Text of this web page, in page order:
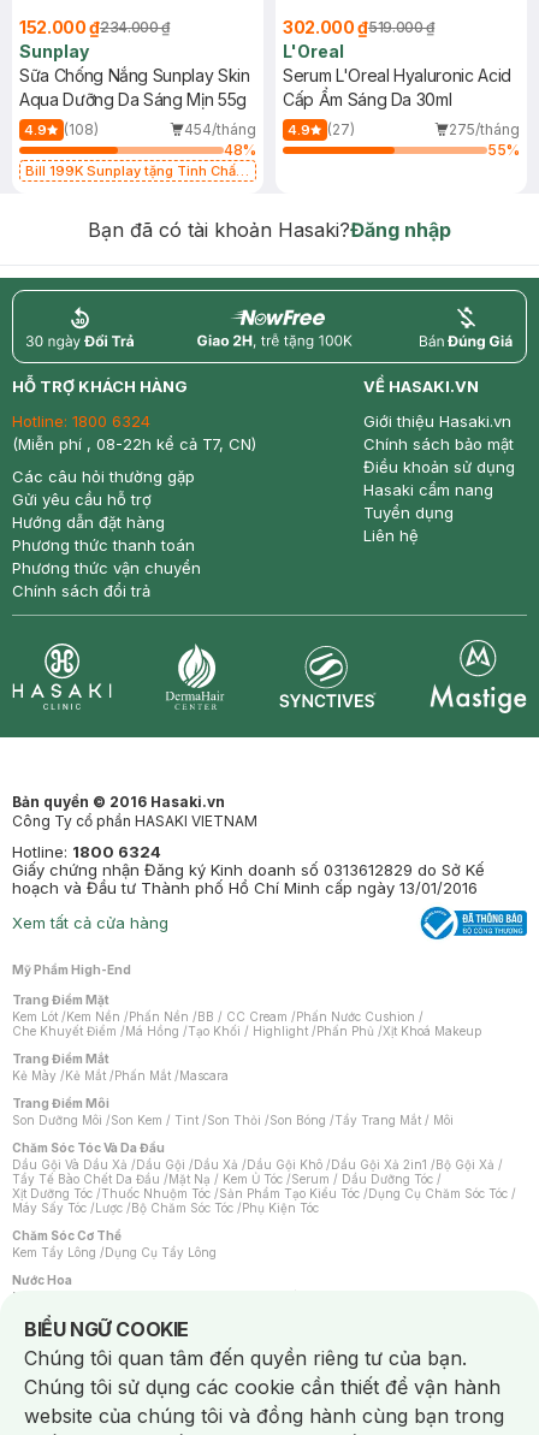
152.000 ₫234.000 ₫
Sunplay
Sữa Chống Nắng Sunplay Skin
Aqua Dưỡng Da Sáng Mịn 55g
4.9 (108)
454/tháng
48%
Bill 199K Sunplay tặng Tinh Chất
302.000 ₫519.000 ₫
L'Oreal
Serum L'Oreal Hyaluronic Acid
Cấp Ẩm Sáng Da 30ml
4.9 (27)
275/tháng
55%
Bạn đã có tài khoản Hasaki?Đăng nhập
return nowfree price
HỖ TRỢ KHÁCH HÀNG
Hotline: 1800 6324
(Miễn phí , 08-22h kể cả T7, CN)
Các câu hỏi thường gặp
Gửi yêu cầu hỗ trợ
Hướng dẫn đặt hàng
Phương thức thanh toán
Phương thức vận chuyển
Chính sách đổi trả
VỀ HASAKI.VN
Giới thiệu Hasaki.vn
Chính sách bảo mật
Điều khoản sử dụng
Hasaki cẩm nang
Tuyển dụng
Liên hệ
Bản quyền © 2016 Hasaki.vn
Công Ty cổ phần HASAKI VIETNAM
Hotline: 1800 6324
Giấy chứng nhận Đăng ký Kinh doanh số 0313612829 do Sở Kế
hoạch và Đầu tư Thành phố Hồ Chí Minh cấp ngày 13/01/2016
Xem tất cả cửa hàng
Mỹ Phẩm High-End
Trang Điểm Mặt
Kem Lót /Kem Nền /Phấn Nền /BB / CC Cream /Phấn Nước Cushion /
Che Khuyết Điểm /Má Hồng /Tạo Khối / Highlight /Phấn Phủ /Xịt Khoá Makeup
Trang Điểm Mắt
Kẻ Mày /Kẻ Mắt /Phấn Mắt /Mascara
Trang Điểm Môi
Son Dưỡng Môi /Son Kem / Tint /Son Thỏi /Son Bóng /Tẩy Trang Mắt / Môi
Chăm Sóc Tóc Và Da Đầu
Dầu Gội Và Dầu Xả /Dầu Gội /Dầu Xả /Dầu Gội Khô /Dầu Gội Xả 2in1 /Bộ Gội Xả /
Tẩy Tế Bào Chết Da Đầu /Mặt Nạ / Kem Ủ Tóc /Serum / Dầu Dưỡng Tóc /
Xịt Dưỡng Tóc /Thuốc Nhuộm Tóc /Sản Phẩm Tạo Kiểu Tóc /Dụng Cụ Chăm Sóc Tóc /
Máy Sấy Tóc /Lược /Bộ Chăm Sóc Tóc /Phụ Kiện Tóc
Chăm Sóc Cơ Thể
Kem Tẩy Lông /Dụng Cụ Tẩy Lông
Nước Hoa
Nước Hoa Nữ
Chăm Sóc Cá Nhân
Chống Muỗi /Khẩu Trang /Máy Massage/Mặt Nạ Xông Hơi /Nước Rửa Tay/
Sản Phẩm Chăm Sóc Khác /Bàn Chải Đánh Răng /Bàn Chải Điện/
Hỗ Trợ Trắng Răng/Kem Đánh Răng /Máy Tăm Nước/ Nước Súc Miệng/
Tăm / Chỉ Nha Khoa/ Xịt Thơm Miệng / Dung Dịch Vệ Sinh/Dưỡng Vùng Kín/
Khăn Ướt Vệ Sinh Vùng Kín/Băng Vệ Sinh/Tampon/Bọt Cạo Râu /Dao Cạo Râu/
Máy Cạo Râu
BIỂU NGỮ COOKIE
Notice about cookies usage
Chúng tôi quan tâm đến quyền riêng tư của bạn.
Chúng tôi sử dụng các cookie cần thiết để vận hành
website của chúng tôi và đồng hành cùng bạn trong